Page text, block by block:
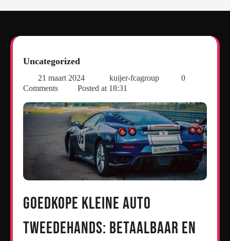
Uncategorized
21 maart 2024 kuijer-fcagroup
0
Comments
Posted at 18:31
Goedkope Kleine Auto
Tweedehands: Betaalbaar en